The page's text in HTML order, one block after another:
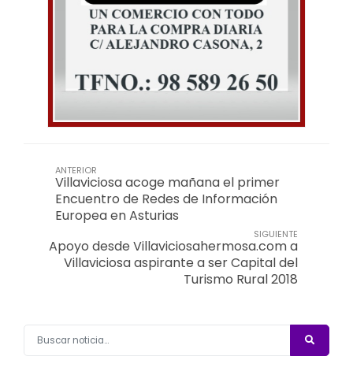
ANTERIOR
Villaviciosa acoge mañana el primer
Encuentro de Redes de Información
Europea en Asturias
SIGUIENTE
Apoyo desde Villaviciosahermosa.com a
Villaviciosa aspirante a ser Capital del
Turismo Rural 2018